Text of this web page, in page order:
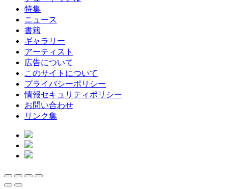
特集
ニュース
書籍
ギャラリー
アーティスト
広告について
このサイトについて
プライバシーポリシー
情報セキュリティポリシー
お問い合わせ
リンク集